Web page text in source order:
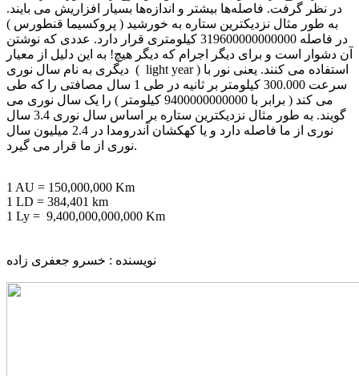
در نظر گرفت. فاصله‌ها بیشتر و اندازه‌ها بسیار افزاریش می بایند.
به طور مثال نزدیکترین ستاره به خورشید ( پروکسیما قنطورس )
در فاصله 319600000000000 کیلومتری قرار دارد. عددی که نوشتن
آن دشوار است و برای دیگر اجرام که دیگر هیچ! به این دلیل از معیار
دیگری به نام سال نوری ( light year ) استفاده می کنند. یعنی نور با
سرعت 300.000 کیلومتر بر ثانیه در طی 1 سال مصافتی را که طی
می کند ( برابر با 9400000000000 کیلومتر ) را یک سال نوری می
گویند. به طور مثال نزدیکترین ستاره بر اساس سال نوری 3.4 سال
نوری از ما فاصله دارد و یا کهکشان آندرومدا در 2.4 میلیون سال
نوری از ما قرار می گیرد.
1 AU = 150,000,000 Km
1 LD = 384,401 km
1 Ly = 9,400,000,000,000 Km
نویسنده : خسرو جعفری زاده